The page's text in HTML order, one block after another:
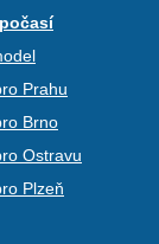
Prahu
Brno
Ostravu
Plzeň